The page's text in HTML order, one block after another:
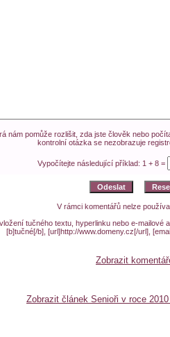
nám pomůže rozlišit, zda jste člověk nebo
kontrolní otázka se nezobrazuje
Vypočítejte následující příklad: 1 + 8 =
V rámci komentářů nelze
tučného textu, hyperlinku nebo e-mailové
[b]tučné[/b], [url]http://www.domeny.cz[/url],
Zobrazit
Zobrazit článek Senioři v roce